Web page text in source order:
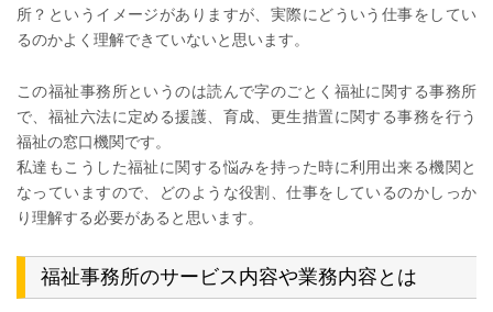
所？というイメージがありますが、実際にどういう仕事をしてい
るのかよく理解できていないと思います。
この福祉事務所というのは読んで字のごとく福祉に関する事務所
で、福祉六法に定める援護、育成、更生措置に関する事務を行う
福祉の窓口機関です。
私達もこうした福祉に関する悩みを持った時に利用出来る機関と
なっていますので、どのような役割、仕事をしているのかしっか
り理解する必要があると思います。
福祉事務所のサービス内容や業務内容とは